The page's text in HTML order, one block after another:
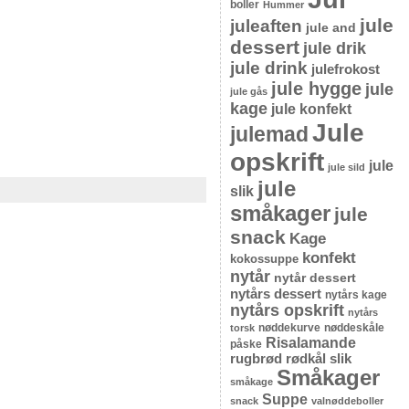
boller Hummer
juleaften jule and jule
dessert jule drik
jule drink julefrokost
jule gås jule hygge jule
kage jule konfekt
julemad Jule
opskrift jule sild jule
slik jule
småkager jule
snack Kage
kokossuppe konfekt
nytår nytår dessert
nytårs dessert nytårs kage
nytårs opskrift nytårs
torsk nøddekurve nøddeskåle
påske Risalamande
rugbrød rødkål slik
småkage Småkager
snack Suppe valnøddeboller